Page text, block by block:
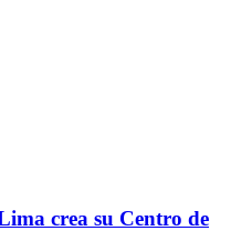
crea su Centro de